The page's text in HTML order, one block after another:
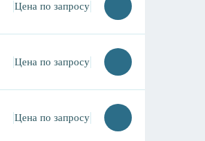
Цена по запросу
Цена по запросу
Цена по запросу